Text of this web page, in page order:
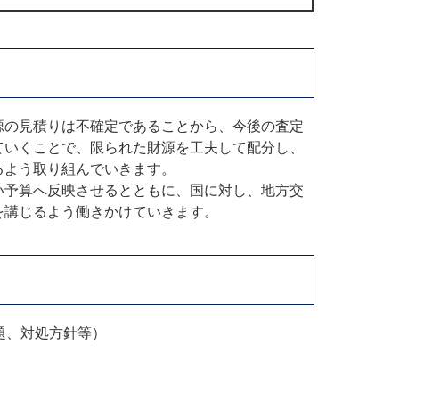
見積りは不確定であることから、今後の査定
くことで、限られた財源を工夫して配分し、
う取り組んでいきます。
算へ反映させるとともに、国に対し、地方交
じるよう働きかけていきます。
対処方針等）